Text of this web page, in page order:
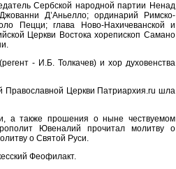
Сербской народной партии Ненад
Д’Аньелло; ординарий Римско-
Пецци; глава Ново-Нахичеванской и
Церкви Востока хорепископ Самано
- И.Б. Толкачев) и хор духовенства
Православной Церкви Патриархия.ru шла
а также прошения о ныне чествуемом
Ювеналий прочитал молитву о
о Святой Руси.
Феофилакт.